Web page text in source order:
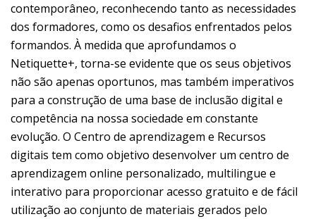
contemporâneo, reconhecendo tanto as necessidades
dos formadores, como os desafios enfrentados pelos
formandos. À medida que aprofundamos o
Netiquette+, torna-se evidente que os seus objetivos
não são apenas oportunos, mas também imperativos
para a construção de uma base de inclusão digital e
competência na nossa sociedade em constante
evolução. O Centro de aprendizagem e Recursos
digitais tem como objetivo desenvolver um centro de
aprendizagem online personalizado, multilingue e
interativo para proporcionar acesso gratuito e de fácil
utilização ao conjunto de materiais gerados pelo